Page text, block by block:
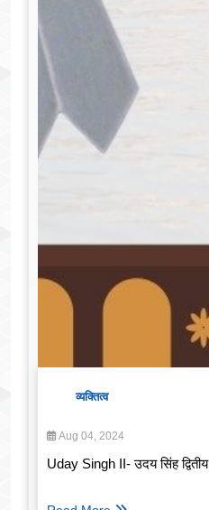
व्यक्तित्व
Aug 04, 2024
Uday Singh II- उदय सिंह द्वितीय